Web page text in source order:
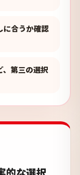
に合うか確認
、第三の選択